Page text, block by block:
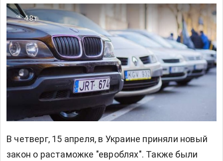
4.8т
В четверг, 15 апреля, в Украине приняли новый
закон о растаможке "евроблях". Также были